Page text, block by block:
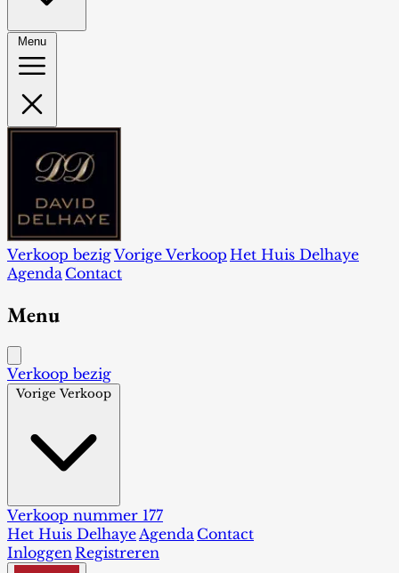
Menu
Verkoop bezigVorige Verkoop Het Huis Delhaye
Agenda Contact
Menu
Verkoop bezig
Vorige Verkoop
Verkoop nummer 177
Het Huis DelhayeAgenda Contact
InloggenRegistreren